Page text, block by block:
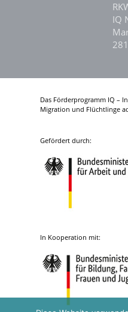
IQ
Das Förderprogramm IQ –
Migration und Flüchtlinge
Gefördert durch:
In Kooperation mit: